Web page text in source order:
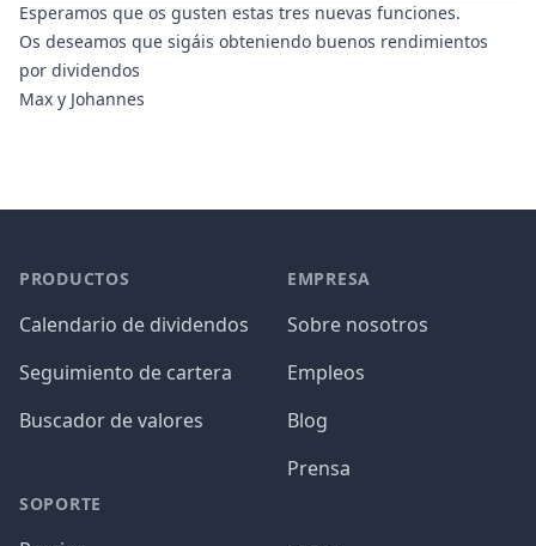
Esperamos que os gusten estas tres nuevas funciones.
Os deseamos que sigáis obteniendo buenos rendimientos
por dividendos
Max y Johannes
PRODUCTOS
Calendario de dividendos
Seguimiento de cartera
Buscador de valores
SOPORTE
EMPRESA
Sobre nosotros
Empleos
Blog
Prensa